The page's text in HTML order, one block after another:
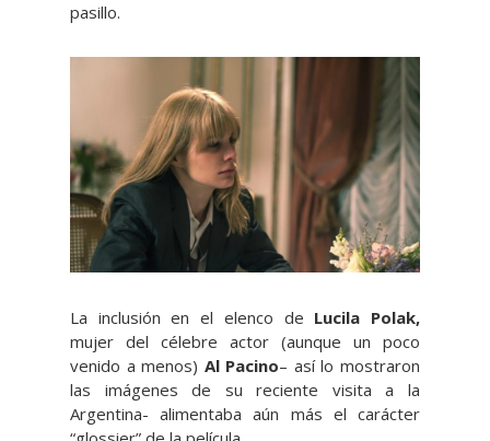
pasillo.
La inclusión en el elenco de Lucila Polak,
mujer del célebre actor (aunque un poco
venido a menos) Al Pacino– así lo mostraron
las imágenes de su reciente visita a la
Argentina- alimentaba aún más el carácter